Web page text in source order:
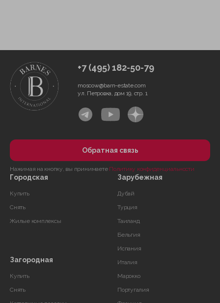
Городская
Купить
Снять
Жилые комплексы
Загородная
Купить
Снять
Зарубежная
Дубай
Турция
Таиланд
Бельгия
Испания
Италия
Марокко
Португалия
+7 (495) 182-50-79
moscow@barn-estate.com
ул. Петровка, дом 19, стр. 1
Обратная связь
Нажимая на кнопку, вы принимаете Политику конфиденциальности